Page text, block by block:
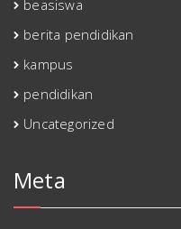
beasiswa
berita pendidikan
kampus
pendidikan
Uncategorized
Meta